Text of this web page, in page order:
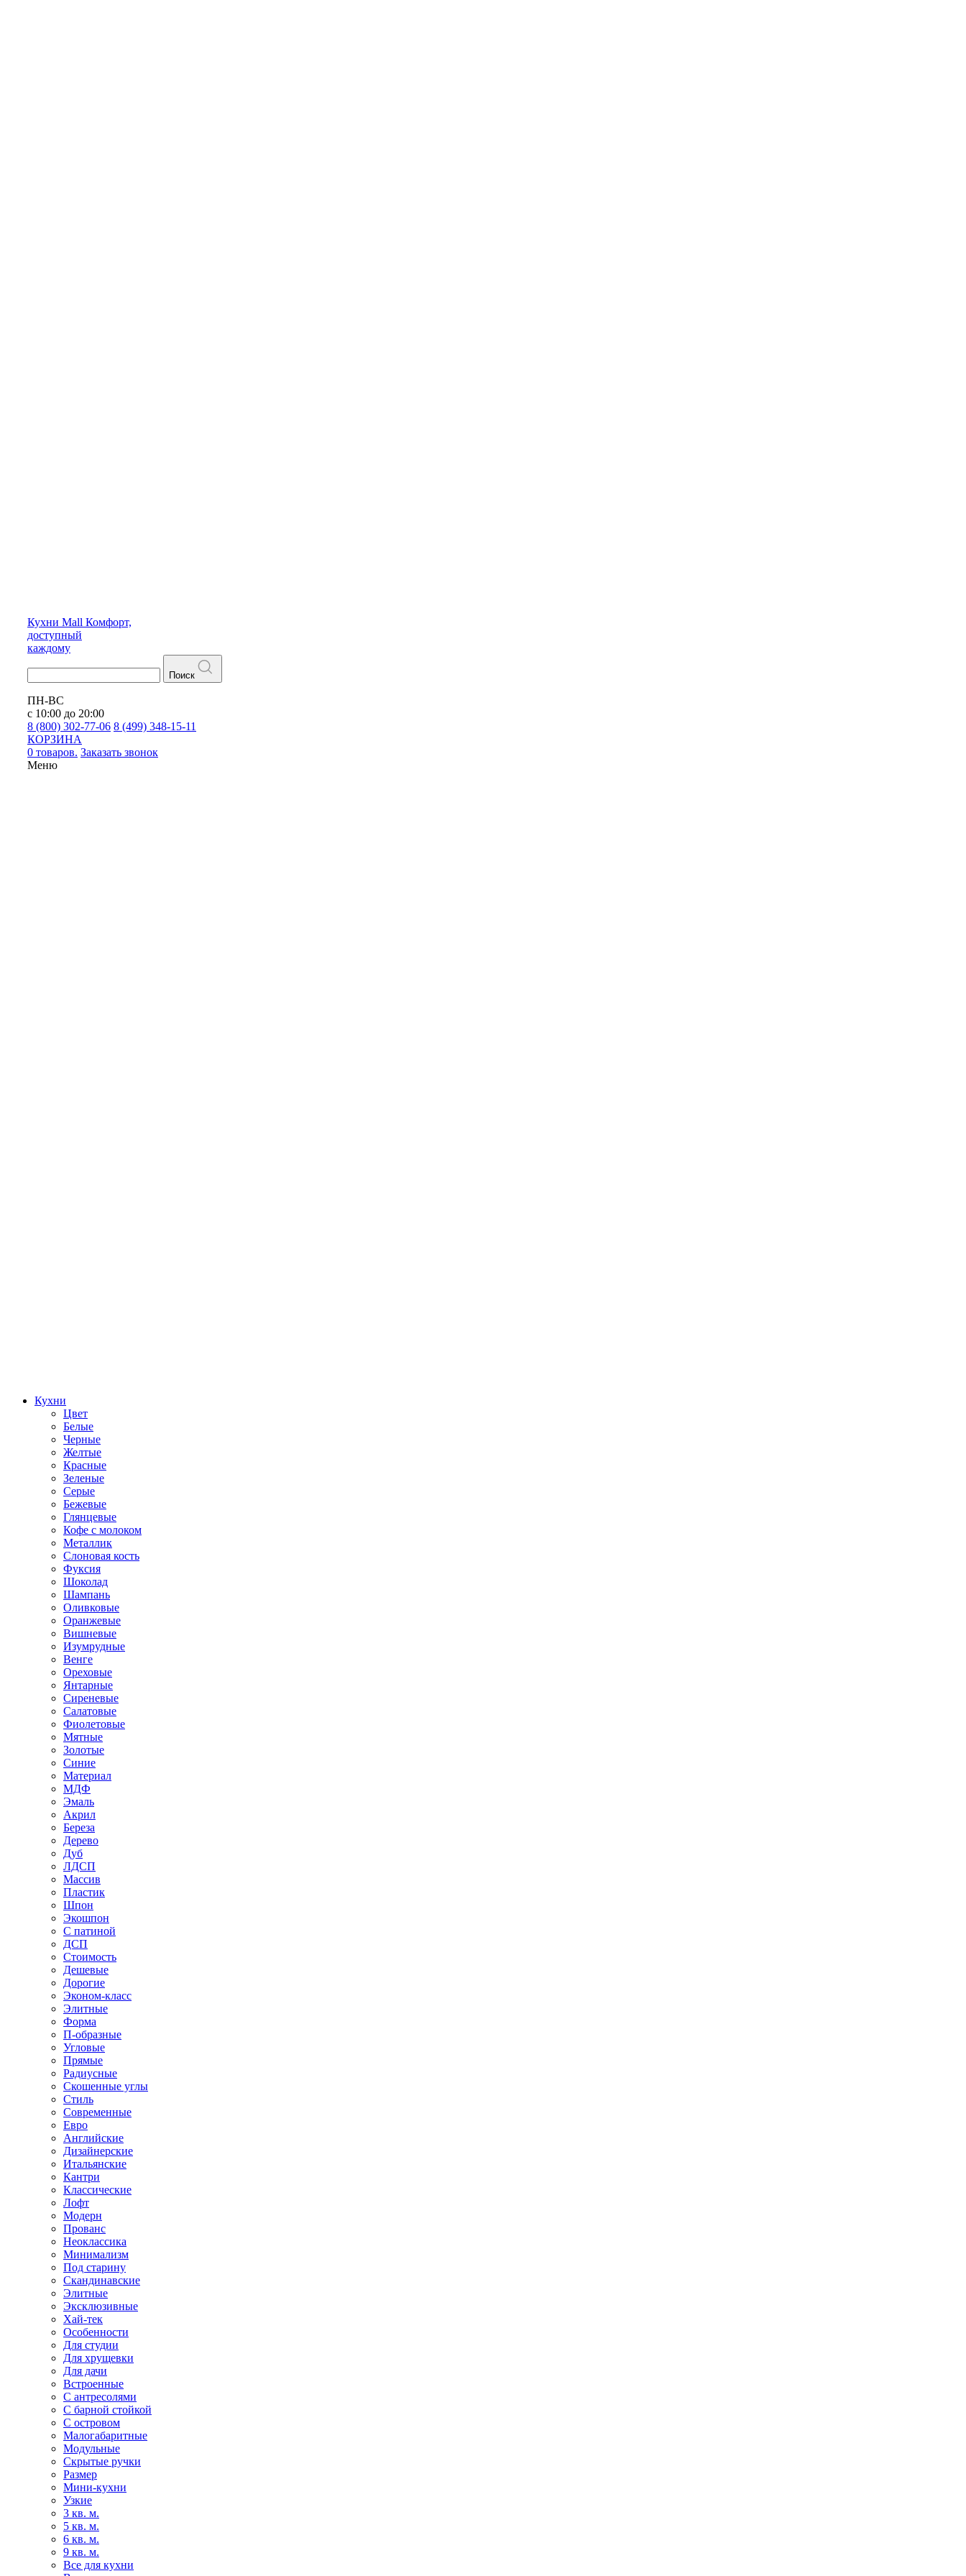
Кухни Mall Комфорт,
доступный
каждому
Поиск
ПН-ВС
с 10:00 до 20:00
8 (800) 302-77-06 8 (499) 348-15-11
КОРЗИНА
0 товаров. Заказать звонок
Меню
Кухни
Цвет
Белые
Черные
Желтые
Красные
Зеленые
Серые
Бежевые
Глянцевые
Кофе с молоком
Металлик
Слоновая кость
Фуксия
Шоколад
Шампань
Оливковые
Оранжевые
Вишневые
Изумрудные
Венге
Ореховые
Янтарные
Сиреневые
Салатовые
Фиолетовые
Мятные
Золотые
Синие
Материал
МДФ
Эмаль
Акрил
Береза
Дерево
Дуб
ЛДСП
Массив
Пластик
Шпон
Экошпон
С патиной
ДСП
Стоимость
Дешевые
Дорогие
Эконом-класс
Элитные
Форма
П-образные
Угловые
Прямые
Радиусные
Скошенные углы
Стиль
Современные
Евро
Английские
Дизайнерские
Итальянские
Кантри
Классические
Лофт
Модерн
Прованс
Неоклассика
Минимализм
Под старину
Скандинавские
Элитные
Эксклюзивные
Хай-тек
Особенности
Для студии
Для хрущевки
Для дачи
Встроенные
С антресолями
С барной стойкой
С островом
Малогабаритные
Модульные
Скрытые ручки
Размер
Мини-кухни
Узкие
3 кв. м.
5 кв. м.
6 кв. м.
9 кв. м.
Все для кухни